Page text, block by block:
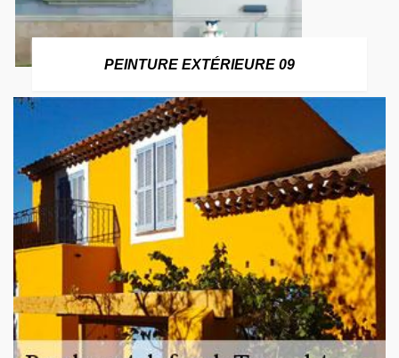
PEINTURE EXTÉRIEURE 09